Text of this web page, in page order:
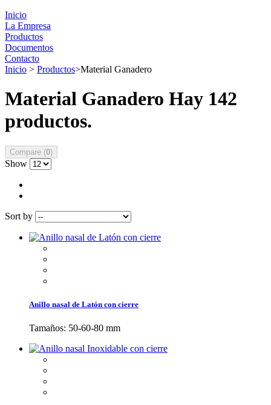
Inicio
La Empresa
Productos
Documentos
Contacto
Inicio > Productos>Material Ganadero
Material Ganadero Hay 142
productos.
Compare (0)
Show
Sort by
Anillo nasal de Latón con cierre
Tamaños: 50-60-80 mm